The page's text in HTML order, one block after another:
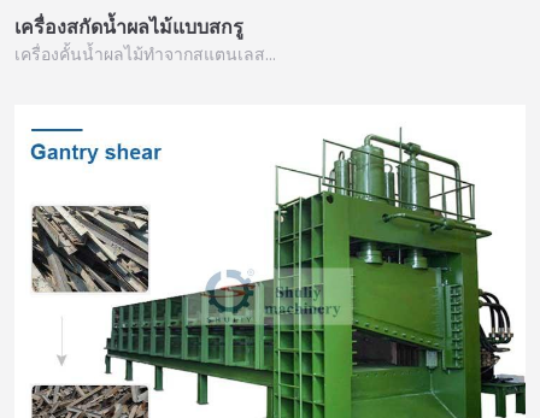
เครื่องสกัดน้ำผลไม้แบบสกรู
เครื่องคั้นน้ำผลไม้ทำจากสแตนเลส…